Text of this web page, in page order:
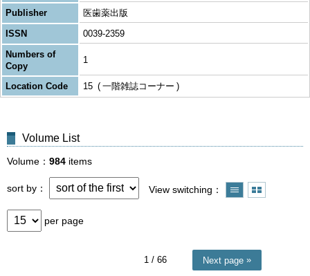
Publisher
医歯薬出版
ISSN
0039-2359
Numbers of
Copy
1
Location Code 15 一階雑誌コーナー
Volume List
Volume 984 items
sort by View switching
per page
1/ 66 Next page